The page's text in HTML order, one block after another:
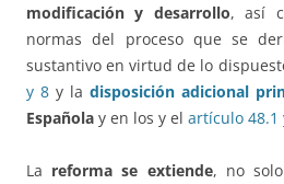
modificación y desarrollo, así
normas del proceso que se
sustantivo en virtud de lo
y 8 y la disposición adicional
Española y en los y el artículo 48.1
La reforma se extiende, no